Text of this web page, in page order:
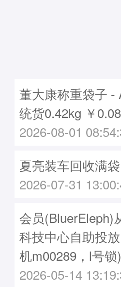
董大康称重袋子 -
统货0.42kg ￥0.08
2026-08-01
夏亮装车回收满
2026-07-31
会员(BluerEleph)
科技中心自助投
机m00289，l号锁)
2026-05-14